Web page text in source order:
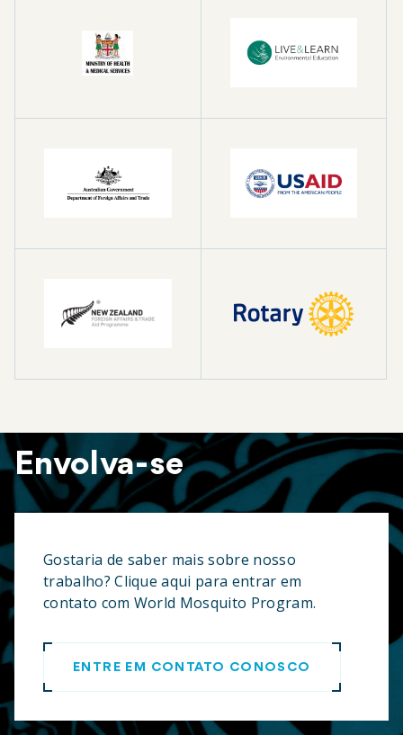
Envolva-se
Gostaria de saber mais sobre nosso
trabalho? Clique aqui para entrar em
contato com World Mosquito Program.
ENTRE EM CONTATO CONOSCO